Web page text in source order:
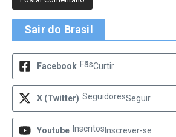
Sair do Brasil
Facebook FãsCurtir
X (Twitter) SeguidoresSeguir
Youtube Inscritos Inscrever-se